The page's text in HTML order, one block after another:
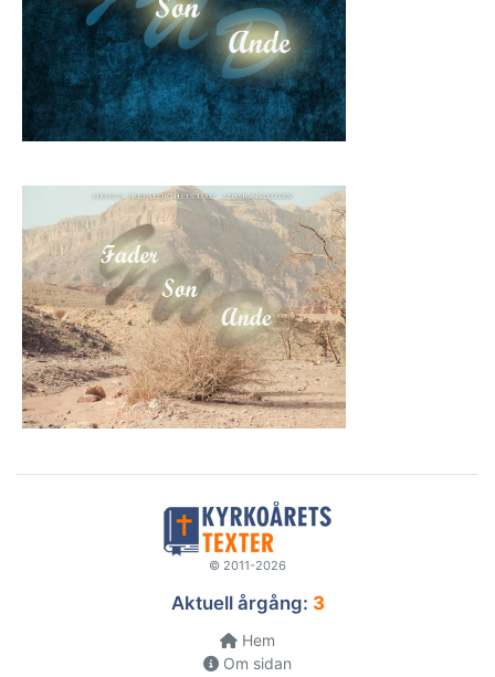
© 2011-2026
Aktuell årgång: 3
Hem
Om sidan